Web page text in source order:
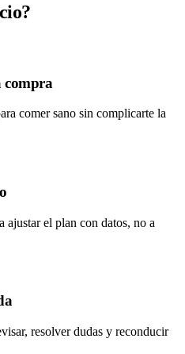
compra
comer sano sin complicarte la
ajustar el plan con datos, no a
resolver dudas y reconducir